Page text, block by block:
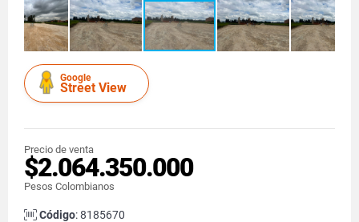
Google
Street View
Precio de venta
$2.064.350.000
Pesos Colombianos
Código: 8185670